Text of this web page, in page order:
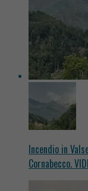
Incendio in
Cornabecco.